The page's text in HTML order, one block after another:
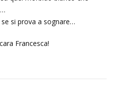
si prova a sognare…
Francesca!